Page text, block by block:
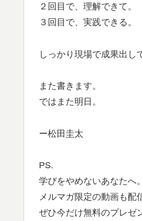
２回目で、理解できて。
３回目で、実践できる。
しっかり現場で成果出し
また書きます。
ではまた明日。
ー松田圭太
PS.
学びをやめないあなたへ。
メルマガ限定の動画も配
ぜひ今だけ無料のプレゼ